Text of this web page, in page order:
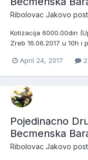
Ribolovac Jakovo
Kotizacija 6000.00din
Zreb 16.06.2017 u 10h i
1:1,2,3,4,5 i 6 Sektor
April 24, 2017
Pojedinacno
Becmenska
Ribolovac Jakovo